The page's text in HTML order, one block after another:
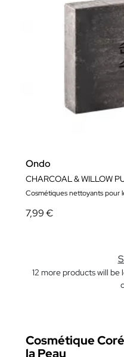
Ondo
Cosmétiques nettoyants pour
7,99 €
12 more products will
Cosmétique
la Peau